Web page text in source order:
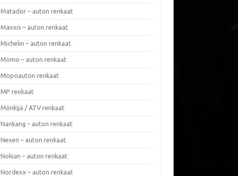
Matador – auton renkaat
Maxxis – auton renkaat
Michelin – auton renkaat
Momo – auton renkaat
Mopoauton renkaat
MP renkaat
Mönkijä / ATV renkaat
Nankang – auton renkaat
Nexen – auton renkaat
Nokian – auton renkaat
Nordexx – auton renkaat